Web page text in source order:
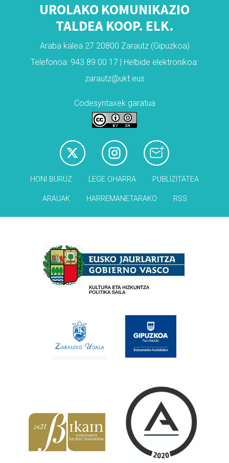
UROLAKO KOMUNIKAZIO
TALDEA KOOP. ELK.
Araba kalea 27 20800 Zarautz (Gipuzkoa)
Telefonoa: 943 89 00 17 | Helbide elektronikoa:
zarautz@ukt.eus
Codesyntaxek garatua
HONI BURUZ LEGE OHARRA PUBLIZITATEA
ARAUAK HARREMANETARAKO RSS